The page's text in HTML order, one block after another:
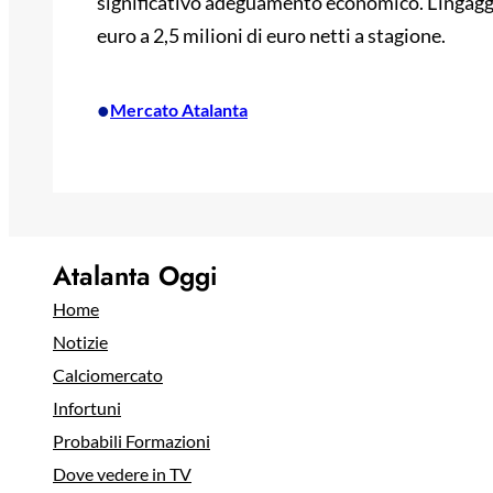
euro a 2,5 milioni di euro netti a stagione.
•Mercato Atalanta
Atalanta Oggi
Home
Notizie
Calciomercato
Infortuni
Probabili Formazioni
Dove vedere in TV